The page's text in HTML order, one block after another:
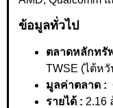
ข้อมูลทั่วไป
ตลาดหลักทรั
TWSE (ไต้หวั
มูลค่าตลาด :
รายได้ : 2.16